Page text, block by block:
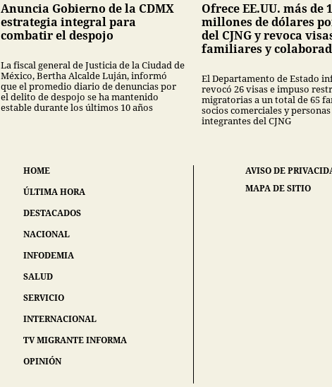
Anuncia Gobierno de la CDMX
estrategia integral para
combatir el despojo
La fiscal general de Justicia de la Ciudad de
México, Bertha Alcalde Luján, informó
que el promedio diario de denuncias por
el delito de despojo se ha mantenido
estable durante los últimos 10 años
Ofrece EE.UU. más de
millones de dólares
del CJNG y revoca
familiares y
El Departamento de Estado
revocó 26 visas e impuso
migratorias a un total de 65
socios comerciales y personas
integrantes del CJNG
HOME
ÚLTIMA HORA
DESTACADOS
NACIONAL
INFODEMIA
SALUD
SERVICIO
INTERNACIONAL
TV MIGRANTE INFORMA
OPINIÓN
AVISO DE
MAPA DE SITIO